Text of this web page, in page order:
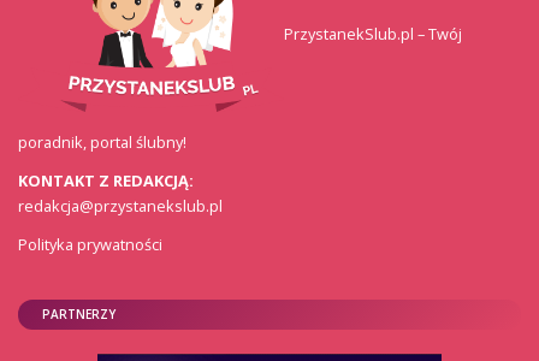
PrzystanekSlub.pl – Twój
poradnik, portal ślubny!
KONTAKT Z REDAKCJĄ:
redakcja@przystanekslub.pl
Polityka prywatności
PARTNERZY